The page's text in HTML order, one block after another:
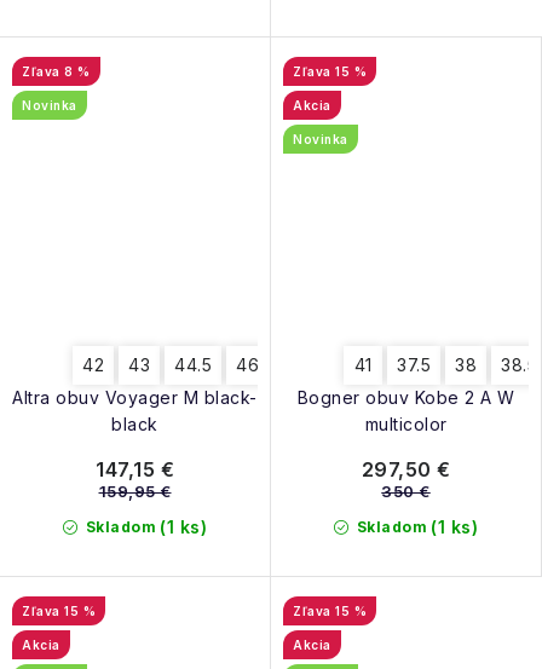
Altra obuv Voyager M black-
black
8 %
Novinka
42 43 44.5 46
Skladom (1 ks)
147,15 €
159,95 €
Bogner obuv Kobe 2 A W
multicolor
15 %
Akcia
Novinka
41 37.5 38 38.5
Skladom (1 ks)
297,50 €
350 €
15 %
Akcia
15 %
Akcia